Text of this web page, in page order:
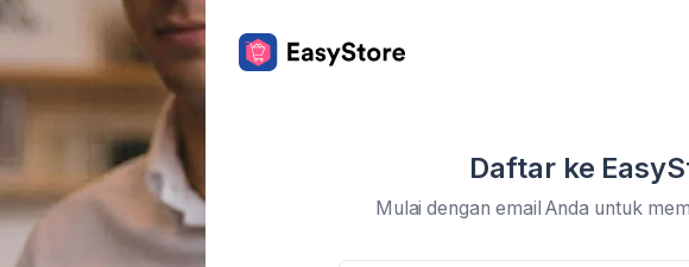
Daftar ke
Mulai dengan email Anda untuk